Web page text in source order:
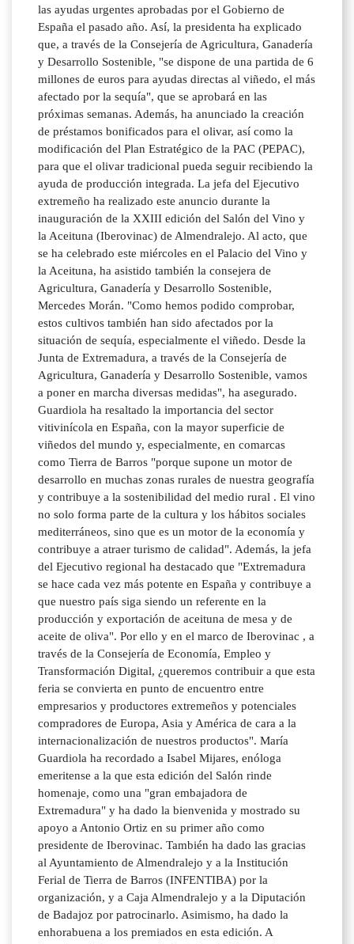
las ayudas urgentes aprobadas por el Gobierno de
España el pasado año. Así, la presidenta ha explicado
que, a través de la Consejería de Agricultura, Ganadería
y Desarrollo Sostenible, "se dispone de una partida de 6
millones de euros para ayudas directas al viñedo, el más
afectado por la sequía", que se aprobará en las
próximas semanas. Además, ha anunciado la creación
de préstamos bonificados para el olivar, así como la
modificación del Plan Estratégico de la PAC (PEPAC),
para que el olivar tradicional pueda seguir recibiendo la
ayuda de producción integrada. La jefa del Ejecutivo
extremeño ha realizado este anuncio durante la
inauguración de la XXIII edición del Salón del Vino y
la Aceituna (Iberovinac) de Almendralejo. Al acto, que
se ha celebrado este miércoles en el Palacio del Vino y
la Aceituna, ha asistido también la consejera de
Agricultura, Ganadería y Desarrollo Sostenible,
Mercedes Morán. "Como hemos podido comprobar,
estos cultivos también han sido afectados por la
situación de sequía, especialmente el viñedo. Desde la
Junta de Extremadura, a través de la Consejería de
Agricultura, Ganadería y Desarrollo Sostenible, vamos
a poner en marcha diversas medidas", ha asegurado.
Guardiola ha resaltado la importancia del sector
vitivinícola en España, con la mayor superficie de
viñedos del mundo y, especialmente, en comarcas
como Tierra de Barros "porque supone un motor de
desarrollo en muchas zonas rurales de nuestra geografía
y contribuye a la sostenibilidad del medio rural . El vino
no solo forma parte de la cultura y los hábitos sociales
mediterráneos, sino que es un motor de la economía y
contribuye a atraer turismo de calidad". Además, la jefa
del Ejecutivo regional ha destacado que "Extremadura
se hace cada vez más potente en España y contribuye a
que nuestro país siga siendo un referente en la
producción y exportación de aceituna de mesa y de
aceite de oliva". Por ello y en el marco de Iberovinac , a
través de la Consejería de Economía, Empleo y
Transformación Digital, ¿queremos contribuir a que esta
feria se convierta en punto de encuentro entre
empresarios y productores extremeños y potenciales
compradores de Europa, Asia y América de cara a la
internacionalización de nuestros productos". María
Guardiola ha recordado a Isabel Mijares, enóloga
emeritense a la que esta edición del Salón rinde
homenaje, como una "gran embajadora de
Extremadura" y ha dado la bienvenida y mostrado su
apoyo a Antonio Ortiz en su primer año como
presidente de Iberovinac. También ha dado las gracias
al Ayuntamiento de Almendralejo y a la Institución
Ferial de Tierra de Barros (INFENTIBA) por la
organización, y a Caja Almendralejo y a la Diputación
de Badajoz por patrocinarlo. Asimismo, ha dado la
enhorabuena a los premiados en esta edición. A